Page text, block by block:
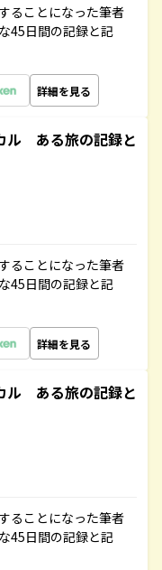
ることになった筆者
45日間の記録と記
詳細を見る
ル ある旅の記録と
ることになった筆者
45日間の記録と記
詳細を見る
ル ある旅の記録と
ることになった筆者
45日間の記録と記